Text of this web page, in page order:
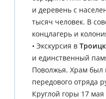
и деревень с
тысяч человек. В
концлагерь и
• Экскурсия в
и единственный
Поволжья. Храм был
передового отряда
Круглой горы 17